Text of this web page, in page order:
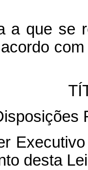
a que se
desta